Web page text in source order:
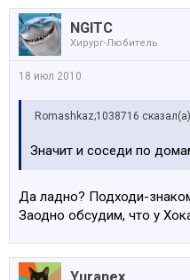
NGITC
Хирург-Любитель
18 июл 2010
Romashkaz;1038716
Значит и соседи по
Да ладно? Подходи-
Заодно обсудим, что у